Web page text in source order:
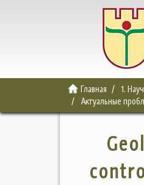
Главная 1.
Актуальные